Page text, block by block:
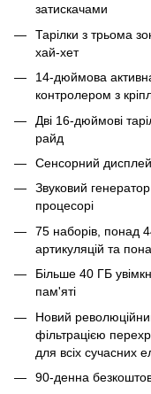
затискачами
Тарілки з трьома
хай-хет
14-дюймова
контролером з
Дві 16-дюймові
райд
Сенсорний
Звуковий
процесорі
75 наборів, понад
артикуляцій та
Більше 40 ГБ
пам'яті
Новий
фільтрацією
для всіх сучасних
90-денна